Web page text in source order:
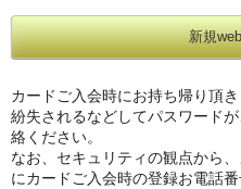
カードご入会時にお持ち帰り頂
紛失されるなどしてパスワード
絡ください。
なお、セキュリティの観点から
にカードご入会時の登録お電話